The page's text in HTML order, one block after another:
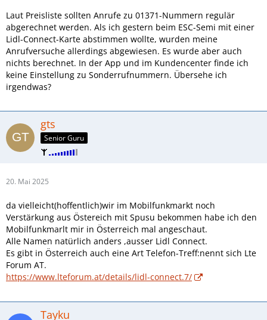
Laut Preisliste sollten Anrufe zu 01371-Nummern regulär
abgerechnet werden. Als ich gestern beim ESC-Semi mit einer
Lidl-Connect-Karte abstimmen wollte, wurden meine
Anrufversuche allerdings abgewiesen. Es wurde aber auch
nichts berechnet. In der App und im Kundencenter finde ich
keine Einstellung zu Sonderrufnummern. Übersehe ich
irgendwas?
gts
Senior Guru
20. Mai 2025
da vielleicht(hoffentlich)wir im Mobilfunkmarkt noch
Verstärkung aus Östereich mit Spusu bekommen habe ich den
Mobilfunkmarlt mir in Österreich mal angeschaut.
Alle Namen natürlich anders ,ausser Lidl Connect.
Es gibt in Österreich auch eine Art Telefon-Treff:nennt sich Lte
Forum AT.
https://www.lteforum.at/details/lidl-connect.7/
Tayku